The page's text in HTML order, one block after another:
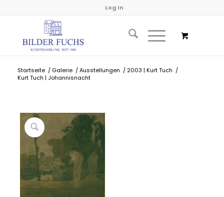
Log In
Startseite / Galerie / Ausstellungen / 2003 | Kurt Tuch /
Kurt Tuch | Johannisnacht